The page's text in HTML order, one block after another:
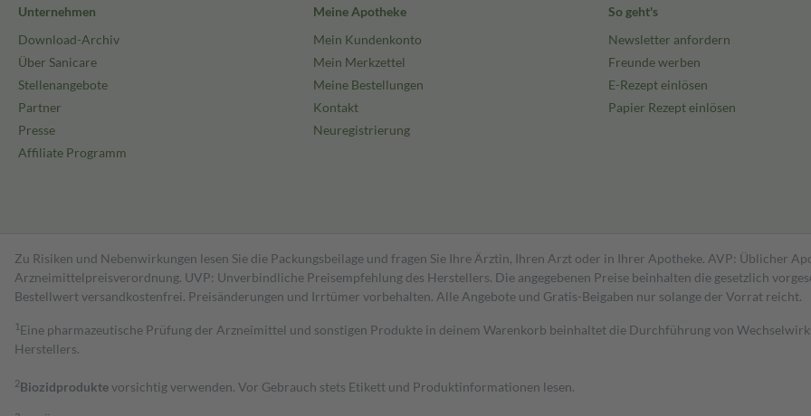
Unternehmen
Download-Archiv
Über Sanicare
Stellenangebote
Partner
Presse
Affiliate Programm
Meine Apotheke
Mein Kundenkonto
Mein Merkzettel
Meine Bestellungen
Kontakt
Neuregistrierung
So geht's
Newsletter anfordern
Freunde werben
E-Rezept einlösen
Papier Rezept einlösen
Zu Risiken und Nebenwirkungen lesen Sie die Packungsbeilage und fragen Sie Ihre Ärztin, Ihren Arzt oder in Ihrer Apotheke. AVP: Üblicher
Arzneimittelpreisverordnung. UVP: Unverbindliche Preisempfehlung des Herstellers. Die angegebenen Preise beinhalten die gesetzlich
Bestell­wert versand­kosten­frei. Preisänderungen und Irrtümer vorbehalten. Alle Angebote und Gratis-Beigaben nur solange der Vorrat reicht.
1 Eine pharmazeutische Prüfung der Arzneimittel und sonstigen Produkte in deinem Warenkorb beinhaltet die Durchführung von
Herstellers.
2Biozidproduktevorsichtig verwenden. Vor Gebrauch stets Etikett und Produktinformationen lesen.